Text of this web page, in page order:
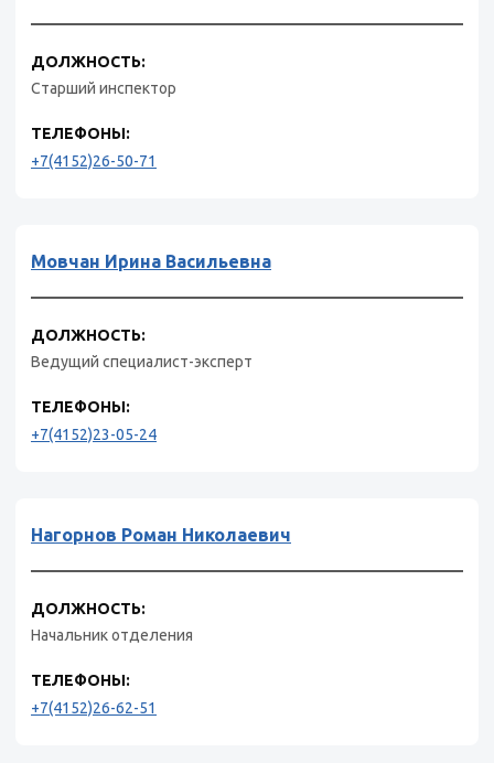
ДОЛЖНОСТЬ:
Старший инспектор
ТЕЛЕФОНЫ:
+7(4152)26-50-71
Мовчан Ирина Васильевна
ДОЛЖНОСТЬ:
Ведущий специалист-эксперт
ТЕЛЕФОНЫ:
+7(4152)23-05-24
Нагорнов Роман Николаевич
ДОЛЖНОСТЬ:
Начальник отделения
ТЕЛЕФОНЫ:
+7(4152)26-62-51